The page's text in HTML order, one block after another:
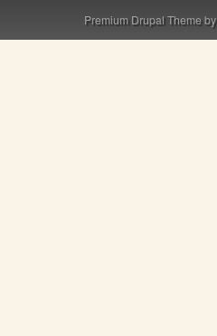
Premium Drupal Theme by